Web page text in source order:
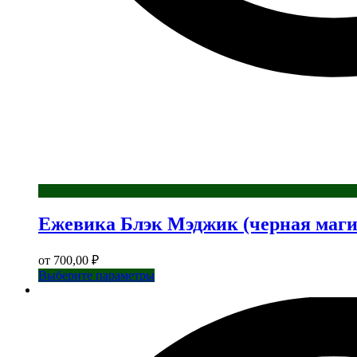
Ежевика Блэк Мэджик (черная
от 700,00 ₽
Выберите параметрыЭтот
вариаций.
Опции